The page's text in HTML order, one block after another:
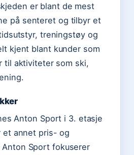
er blant de mest
på senteret og tilbyr et
treningstøy og
kjent blant kunder som
til aktiviteter som ski,
Anton Sport i 3. etasje
et annet pris- og
Sport fokuserer